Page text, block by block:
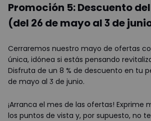
Promoción 5: Descuento
(del 26 de mayo al 3 de
Cerraremos nuestro mayo de ofertas
única, idónea si estás pensando
Disfruta de un 8 % de descuento en tu
de mayo al 3 de junio.
¡Arranca el mes de las ofertas! Exprime
los puntos de vista y, por supuesto, no